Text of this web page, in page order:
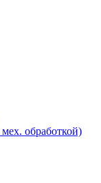
обработкой)